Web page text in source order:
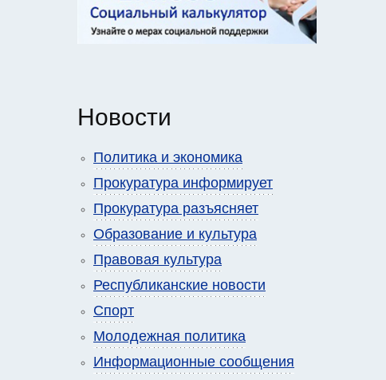
Новости
Политика и экономика
Прокуратура информирует
Прокуратура разъясняет
Образование и культура
Правовая культура
Республиканские новости
Спорт
Молодежная политика
Информационные сообщения